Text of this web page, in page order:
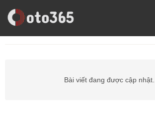
Trang Chủ Giá Xe Ô Tô
Bài viết đang được cập nhật...